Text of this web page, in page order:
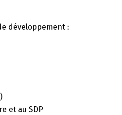
développement :
et au SDP